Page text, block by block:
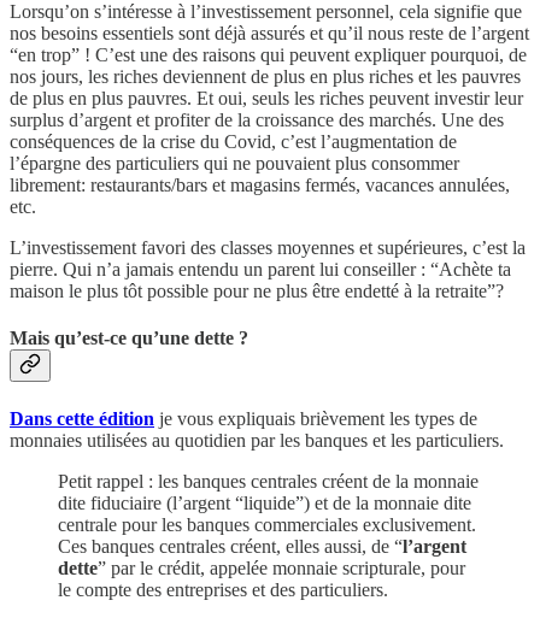
Lorsqu’on s’intéresse à l’investissement personnel, cela signifie que
nos besoins essentiels sont déjà assurés et qu’il nous reste de l’argent
“en trop” ! C’est une des raisons qui peuvent expliquer pourquoi, de
nos jours, les riches deviennent de plus en plus riches et les pauvres
de plus en plus pauvres. Et oui, seuls les riches peuvent investir leur
surplus d’argent et profiter de la croissance des marchés. Une des
conséquences de la crise du Covid, c’est l’augmentation de
l’épargne des particuliers qui ne pouvaient plus consommer
librement: restaurants/bars et magasins fermés, vacances annulées,
etc.
L’investissement favori des classes moyennes et supérieures, c’est la
pierre. Qui n’a jamais entendu un parent lui conseiller : “Achète ta
maison le plus tôt possible pour ne plus être endetté à la retraite”?
Mais qu’est-ce qu’une dette ?
Dans cette édition je vous expliquais brièvement les types de
monnaies utilisées au quotidien par les banques et les particuliers.
Petit rappel : les banques centrales créent de la monnaie
dite fiduciaire (l’argent “liquide”) et de la monnaie dite
centrale pour les banques commerciales exclusivement.
Ces banques centrales créent, elles aussi, de “l’argent
dette” par le crédit, appelée monnaie scripturale, pour
le compte des entreprises et des particuliers.